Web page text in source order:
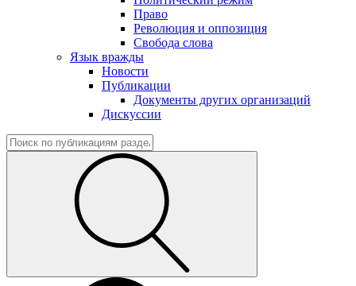
Право
Революция и оппозиция
Свобода слова
Язык вражды
Новости
Публикации
Документы других организаций
Дискуссии